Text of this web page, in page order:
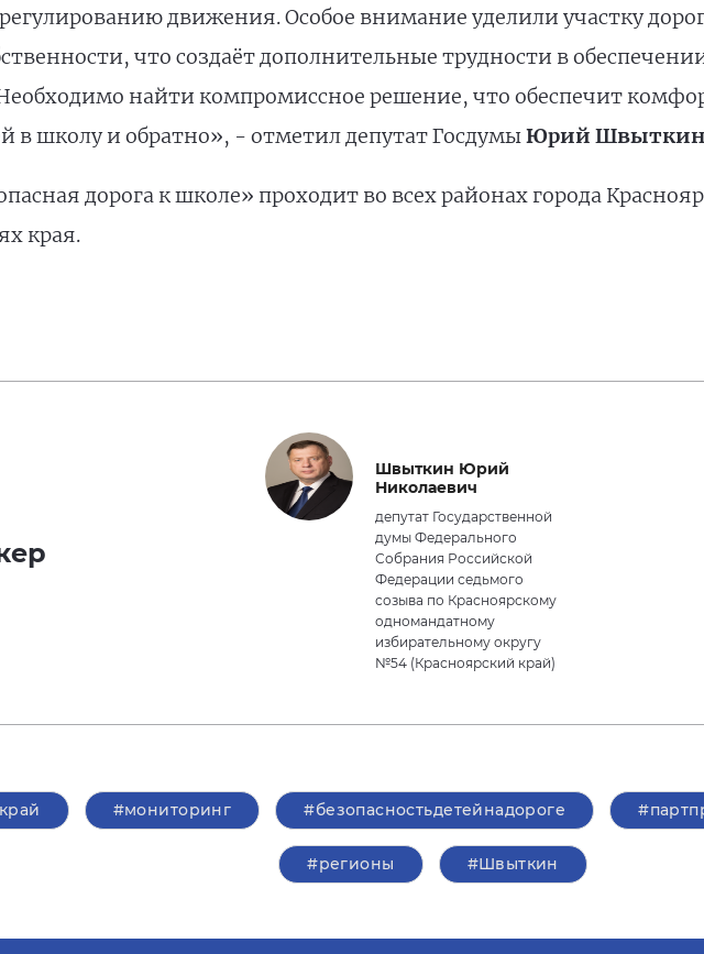
движения. Особое внимание уделили участку
что создаёт дополнительные трудности в
найти компромиссное решение, что обеспечит
в школу и обратно», - отметил депутат ГосдумыЮрий Швыткин
дорога к школе» проходит во всех районах города
края.
Швыткин Юрий
Николаевич
депутат Государственной
думы Федерального
Собрания Российской
Федерации седьмого
созыва по Красноярскому
одномандатному
избирательному округу
№54 (Красноярский край)
#мониторинг #безопасностьдетейнадороге
#регионы #Швыткин